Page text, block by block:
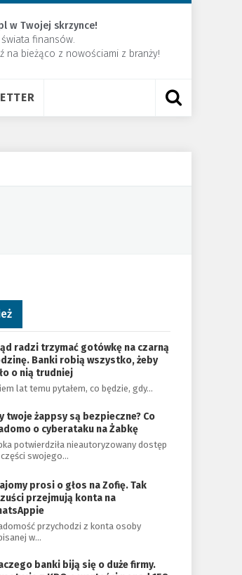
w Twojej skrzynce!
finansów.
na bieżąco z nowościami z branży!
radzi trzymać gotówkę na czarną
Banki robią wszystko, żeby
o nią trudniej
lat temu pytałem, co będzie, gdy…
twoje żappsy są bezpieczne? Co
o cyberataku na Żabkę
potwierdziła nieautoryzowany dostęp
swojego…
prosi o głos na Zofię. Tak
przejmują konta na
przychodzi z konta osoby
w…
banki biją się o duże firmy.